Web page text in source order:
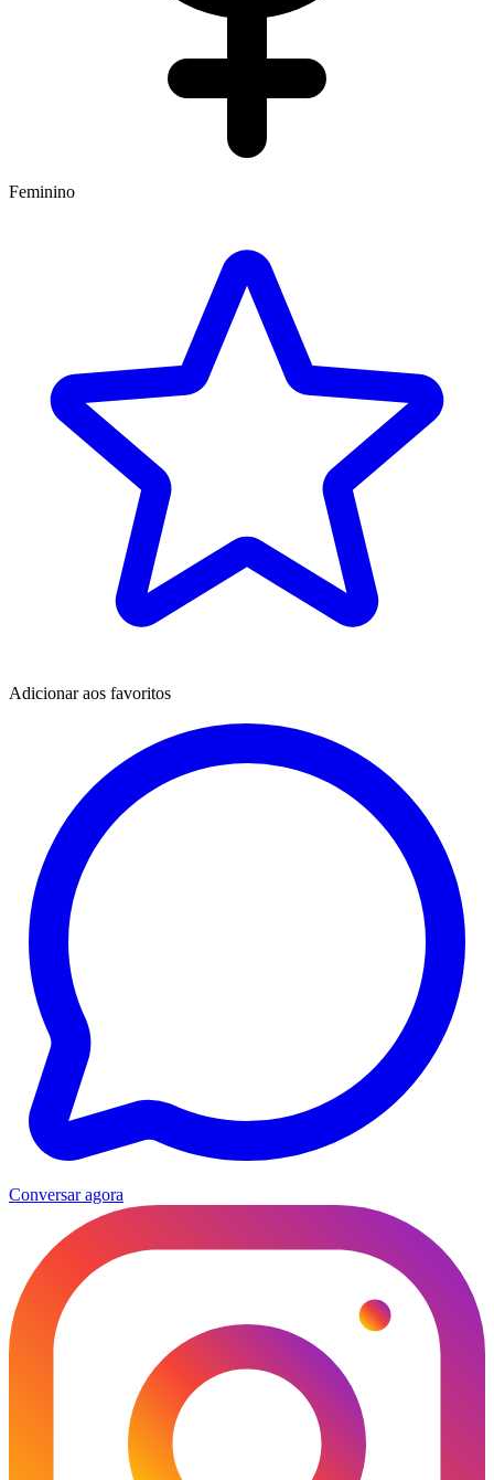
Feminino
Adicionar aos favoritos
Conversar agora